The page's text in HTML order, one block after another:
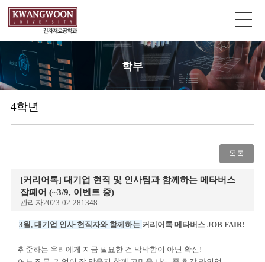
학부
4학년
목록
[커리어톡] 대기업 현직 및 인사팀과 함께하는 메타버스
잡페어 (~3/9, 이벤트 중)
관리자2023-02-281348
3월, 대기업 인사·현직자와 함께하는 커리어톡 메타버스 JOB FAIR!
취준하는 우리에게 지금 필요한 건 막막함이 아닌 확신!